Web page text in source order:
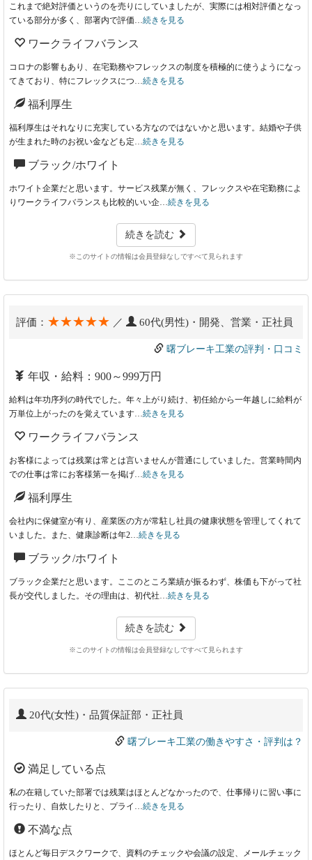
これまで絶対評価というのを売りにしていましたが、実際には相対評価となっ
ている部分が多く、部署内で評価… 続きを見る
ワークライフバランス
コロナの影響もあり、在宅勤務やフレックスの制度を積極的に使うようになっ
てきており、特にフレックスにつ… 続きを見る
福利厚生
福利厚生はそれなりに充実している方なのではないかと思います。結婚や子供
が生まれた時のお祝い金なども定… 続きを見る
ブラック/ホワイト
ホワイト企業だと思います。サービス残業が無く、フレックスや在宅勤務によ
りワークライフバランスも比較的いい企… 続きを見る
続きを読む
※このサイトの情報は会員登録なしですべて見られます
評価： ★★★★★ ／ 60代(男性)・開発、営業・正社員
曙ブレーキ工業の評判・口コミ
年収・給料：900～999万円
給料は年功序列の時代でした。年々上がり続け、初任給から一年越しに給料が
万単位上がったのを覚えています… 続きを見る
ワークライフバランス
お客様によっては残業は常とは言いませんが普通にしていました。営業時間内
での仕事は常にお客様第一を掲げ… 続きを見る
福利厚生
会社内に保健室が有り、産業医の方が常駐し社員の健康状態を管理してくれて
いました。また、健康診断は年2… 続きを見る
ブラック/ホワイト
ブラック企業だと思います。ここのところ業績が振るわず、株価も下がって社
長が交代しました。その理由は、初代社… 続きを見る
続きを読む
※このサイトの情報は会員登録なしですべて見られます
20代(女性)・品質保証部・正社員
曙ブレーキ工業の働きやすさ・評判は？
満足している点
私の在籍していた部署では残業はほとんどなかったので、仕事帰りに習い事に
行ったり、自炊したりと、プライ… 続きを見る
不満な点
ほとんど毎日デスクワークで、資料のチェックや会議の設定、メールチェック